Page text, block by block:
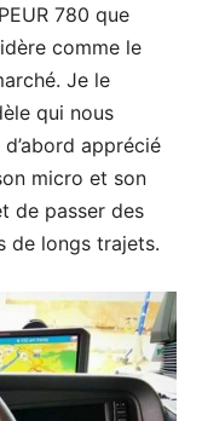
780 que
comme le
Je le
qui nous
apprécié
micro et son
de passer des
de longs trajets.